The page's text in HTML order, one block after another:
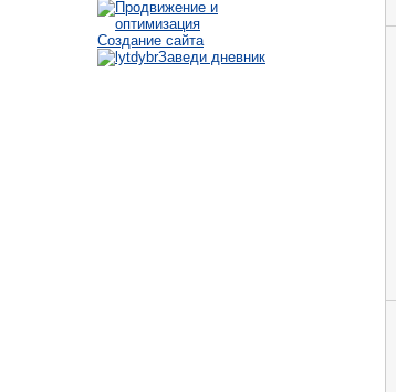
Создание сайта
Заведи дневник